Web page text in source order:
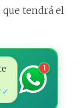
tendrá el
1